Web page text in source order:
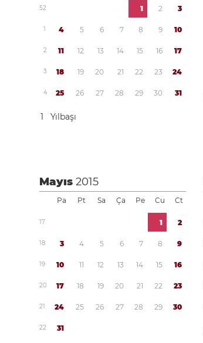
52 1 2 3
1 4 5 6 7 8 9 10
2 11 12 13 14 15 16 17
3 18 19 20 21 22 23 24
4 25 26 27 28 29 30 31
1 Yılbaşı
Mayıs2015
Pa Pt Sa Ça Pe Cu Ct
17 1 2
18 3 4 5 6 7 8 9
19 10 11 12 13 14 15 16
20 17 18 19 20 21 22 23
21 24 25 26 27 28 29 30
22 31